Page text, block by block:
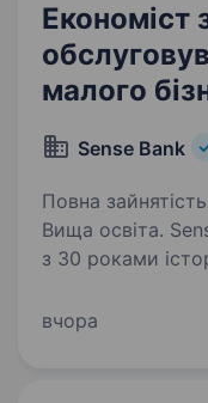
Економіст
малого
Sense Bank
Повна
Вища освіта. Sense Bank — це державний банк
з 30 роками
з 4000 людей,
вчора